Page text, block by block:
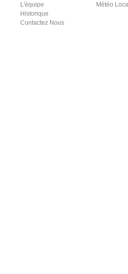
L'équipe
Historique
Contactez Nous
Météo